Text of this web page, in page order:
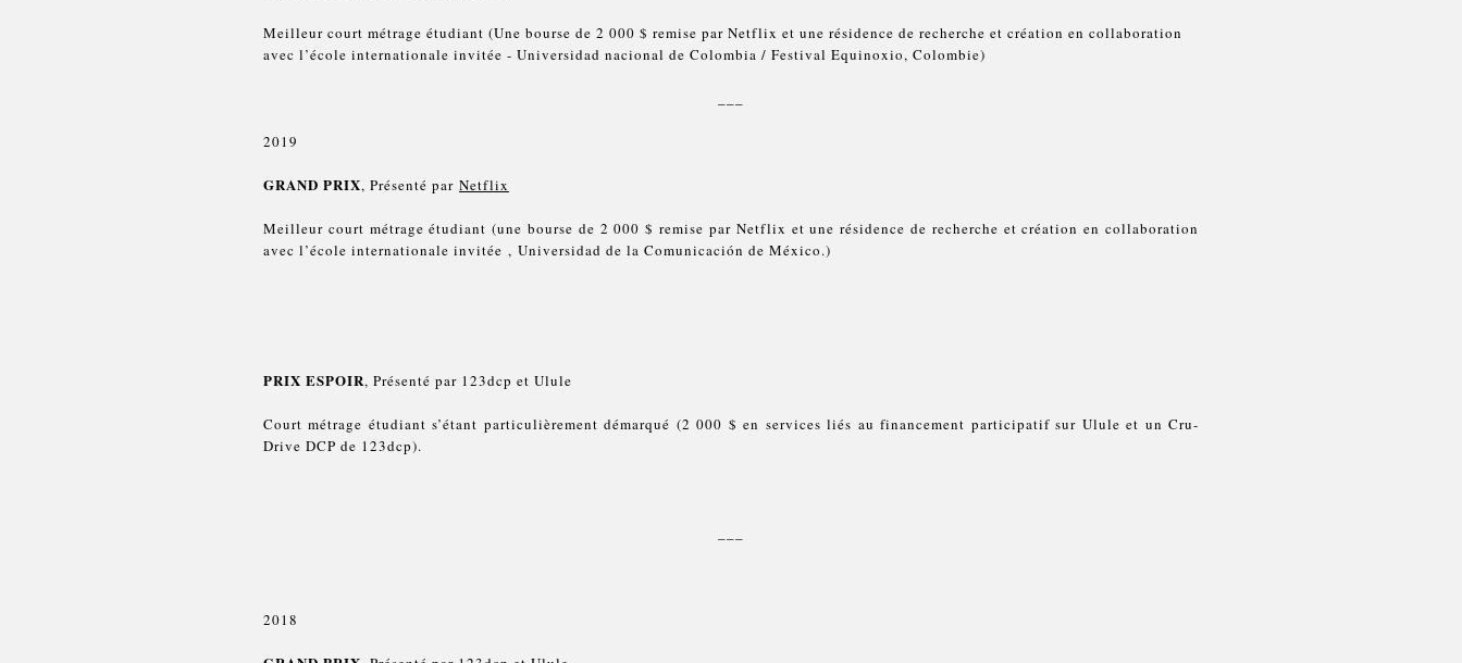
Meilleur court métrage étudiant (Une bourse de 2 000 $ remise par Netflix et une résidence de recherche et création en collaboration
avec l’école internationale invitée - Universidad nacional de Colombia / Festival Equinoxio, Colombie)
2019
GRAND PRIX, Présenté par Netflix
Meilleur court métrage étudiant (une bourse de 2 000 $ remise par Netflix et une résidence de recherche et création en collaboration
avec l’école internationale invitée , Universidad de la Comunicación de México.)
PRIX ESPOIR, Présenté par 123dcp et Ulule
Court métrage étudiant s’étant particulièrement démarqué (2 000 $ en services liés au financement participatif sur Ulule et un Cru-
Drive DCP de 123dcp).
2018